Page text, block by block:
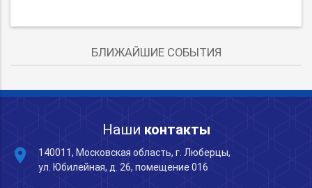
БЛИЖАЙШИЕ СОБЫТИЯ
Наши контакты
place
140011, Московская область, г. Люберцы,
ул. Юбилейная, д. 26, помещение 016